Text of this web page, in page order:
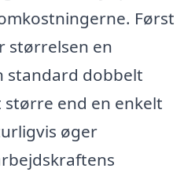
Først
størrelsen en
standard dobbelt
end en enkelt
øger